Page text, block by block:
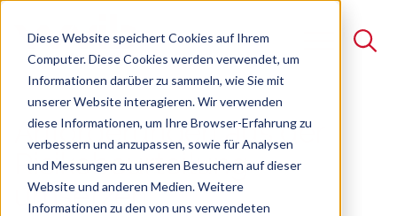
Diese Website speichert Cookies auf Ihrem
Computer. Diese Cookies werden verwendet, um
Informationen darüber zu sammeln, wie Sie mit
unserer Website interagieren. Wir verwenden
diese Informationen, um Ihre Browser-Erfahrung zu
verbessern und anzupassen, sowie für Analysen
und Messungen zu unseren Besuchern auf dieser
Website und anderen Medien. Weitere
Informationen zu den von uns verwendeten
Suche
Es gibt keine Vorschläge, da das Suchfeld leer ist.
Anforderungen aus der
Risikobeurteilung
umsetzen